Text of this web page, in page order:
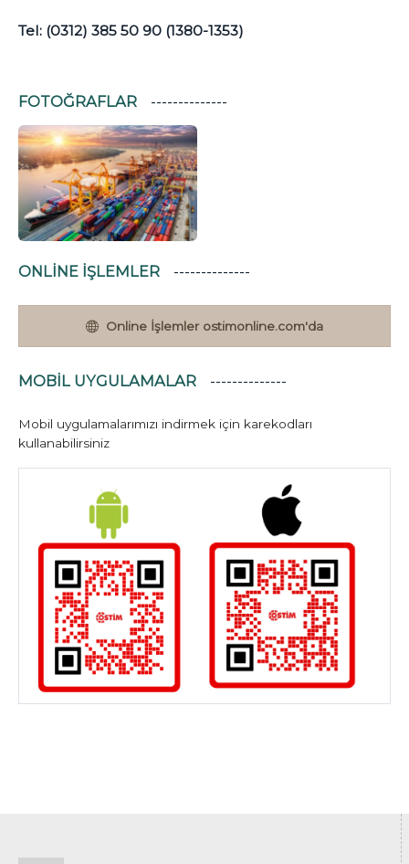
Tel: (0312) 385 50 90 (1380-1353)
FOTOĞRAFLAR
ONLINE İŞLEMLER
Online İşlemler ostimonline.com'da
MOBIL UYGULAMALAR
Mobil uygulamalarımızı indirmek için karekodları
kullanabilirsiniz